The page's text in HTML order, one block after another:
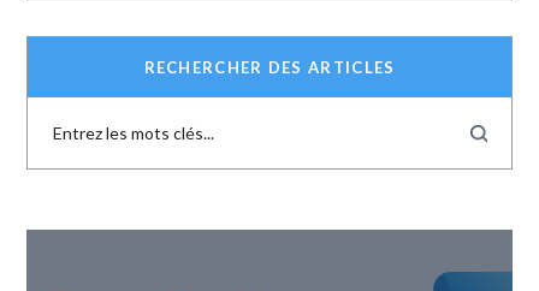
RECHERCHER DES ARTICLES